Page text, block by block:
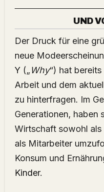
UND
Der Druck für eine
neue
Y(„Why“) hat bereits
Arbeit und dem
zu hinterfragen. Im
Generationen, haben
Wirtschaft sowohl als
als Mitarbeiter
Konsum und
Kinder.